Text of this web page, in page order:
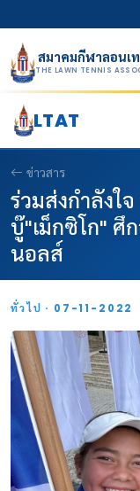
สมาคมกีฬาลอนเ
THE LAWN TENNIS
LTAT
ข่าวสาร
ร่วมส่งกำลังใ
บู๊"เม็กซิโก" ศึ
นอลส์
ทั่วไป · 07-11-2022